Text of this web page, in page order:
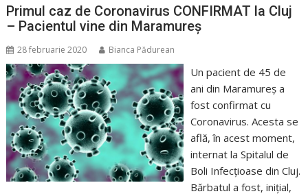
Primul caz de Coronavirus CONFIRMAT la Cluj
– Pacientul vine din Maramureș
28 februarie 2020 Bianca Pădurean
Un pacient de 45 de
ani din Maramureș a
fost confirmat cu
Coronavirus. Acesta se
află, în acest moment,
internat la Spitalul de
Boli Infecțioase din Cluj.
Bărbatul a fost, inițial,